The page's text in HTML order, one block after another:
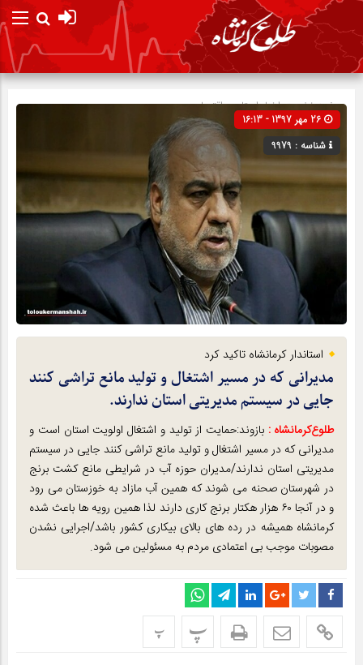
صفحه نخستاخبار استان»اقتصادی
شناسه : 9979
استاندار کرمانشاه تاکید کرد
مدیرانی که در مسیر اشتغال و تولید مانع تراشی کنند
جایی در سیستم مدیریتی استان ندارند.
طلوع‌‌کرمانشاه : بازوند:حمایت از تولید و اشتغال اولویت استان است و
مدیرانی که در مسیر اشتغال و تولید مانع تراشی کنند جایی در سیستم
مدیریتی استان ندارند/مدیران حوزه آب در شرایطی مانع کشت برنج
در شهرستان صحنه می شوند که همین آب مازاد به خوزستان می رود
و در آنجا ۶۰ هزار هکتار برنج کاری دارند لذا همین رویه ها باعث شده
کرمانشاه همیشه در رده های بالای بیکاری کشور باشد/اجرایی نشدن
مصوبات موجب بی اعتمادی مردم به مسئولین می شود.
پ پ